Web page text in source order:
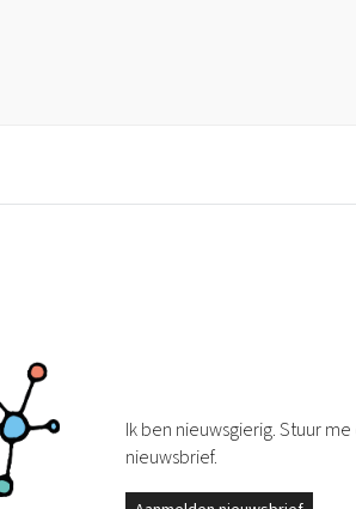
Ik ben nieuwsgierig. Stuur
nieuwsbrief.